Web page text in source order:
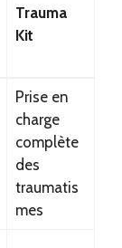
Trauma
Kit
Prise en
charge
complète
des
traumatis
mes